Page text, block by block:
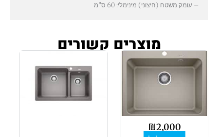
– עומק משטח (חיצוני) מינימלי: 60 ס”מ
מוצרים קשורים
₪2,000
זה
יש
סוגים.